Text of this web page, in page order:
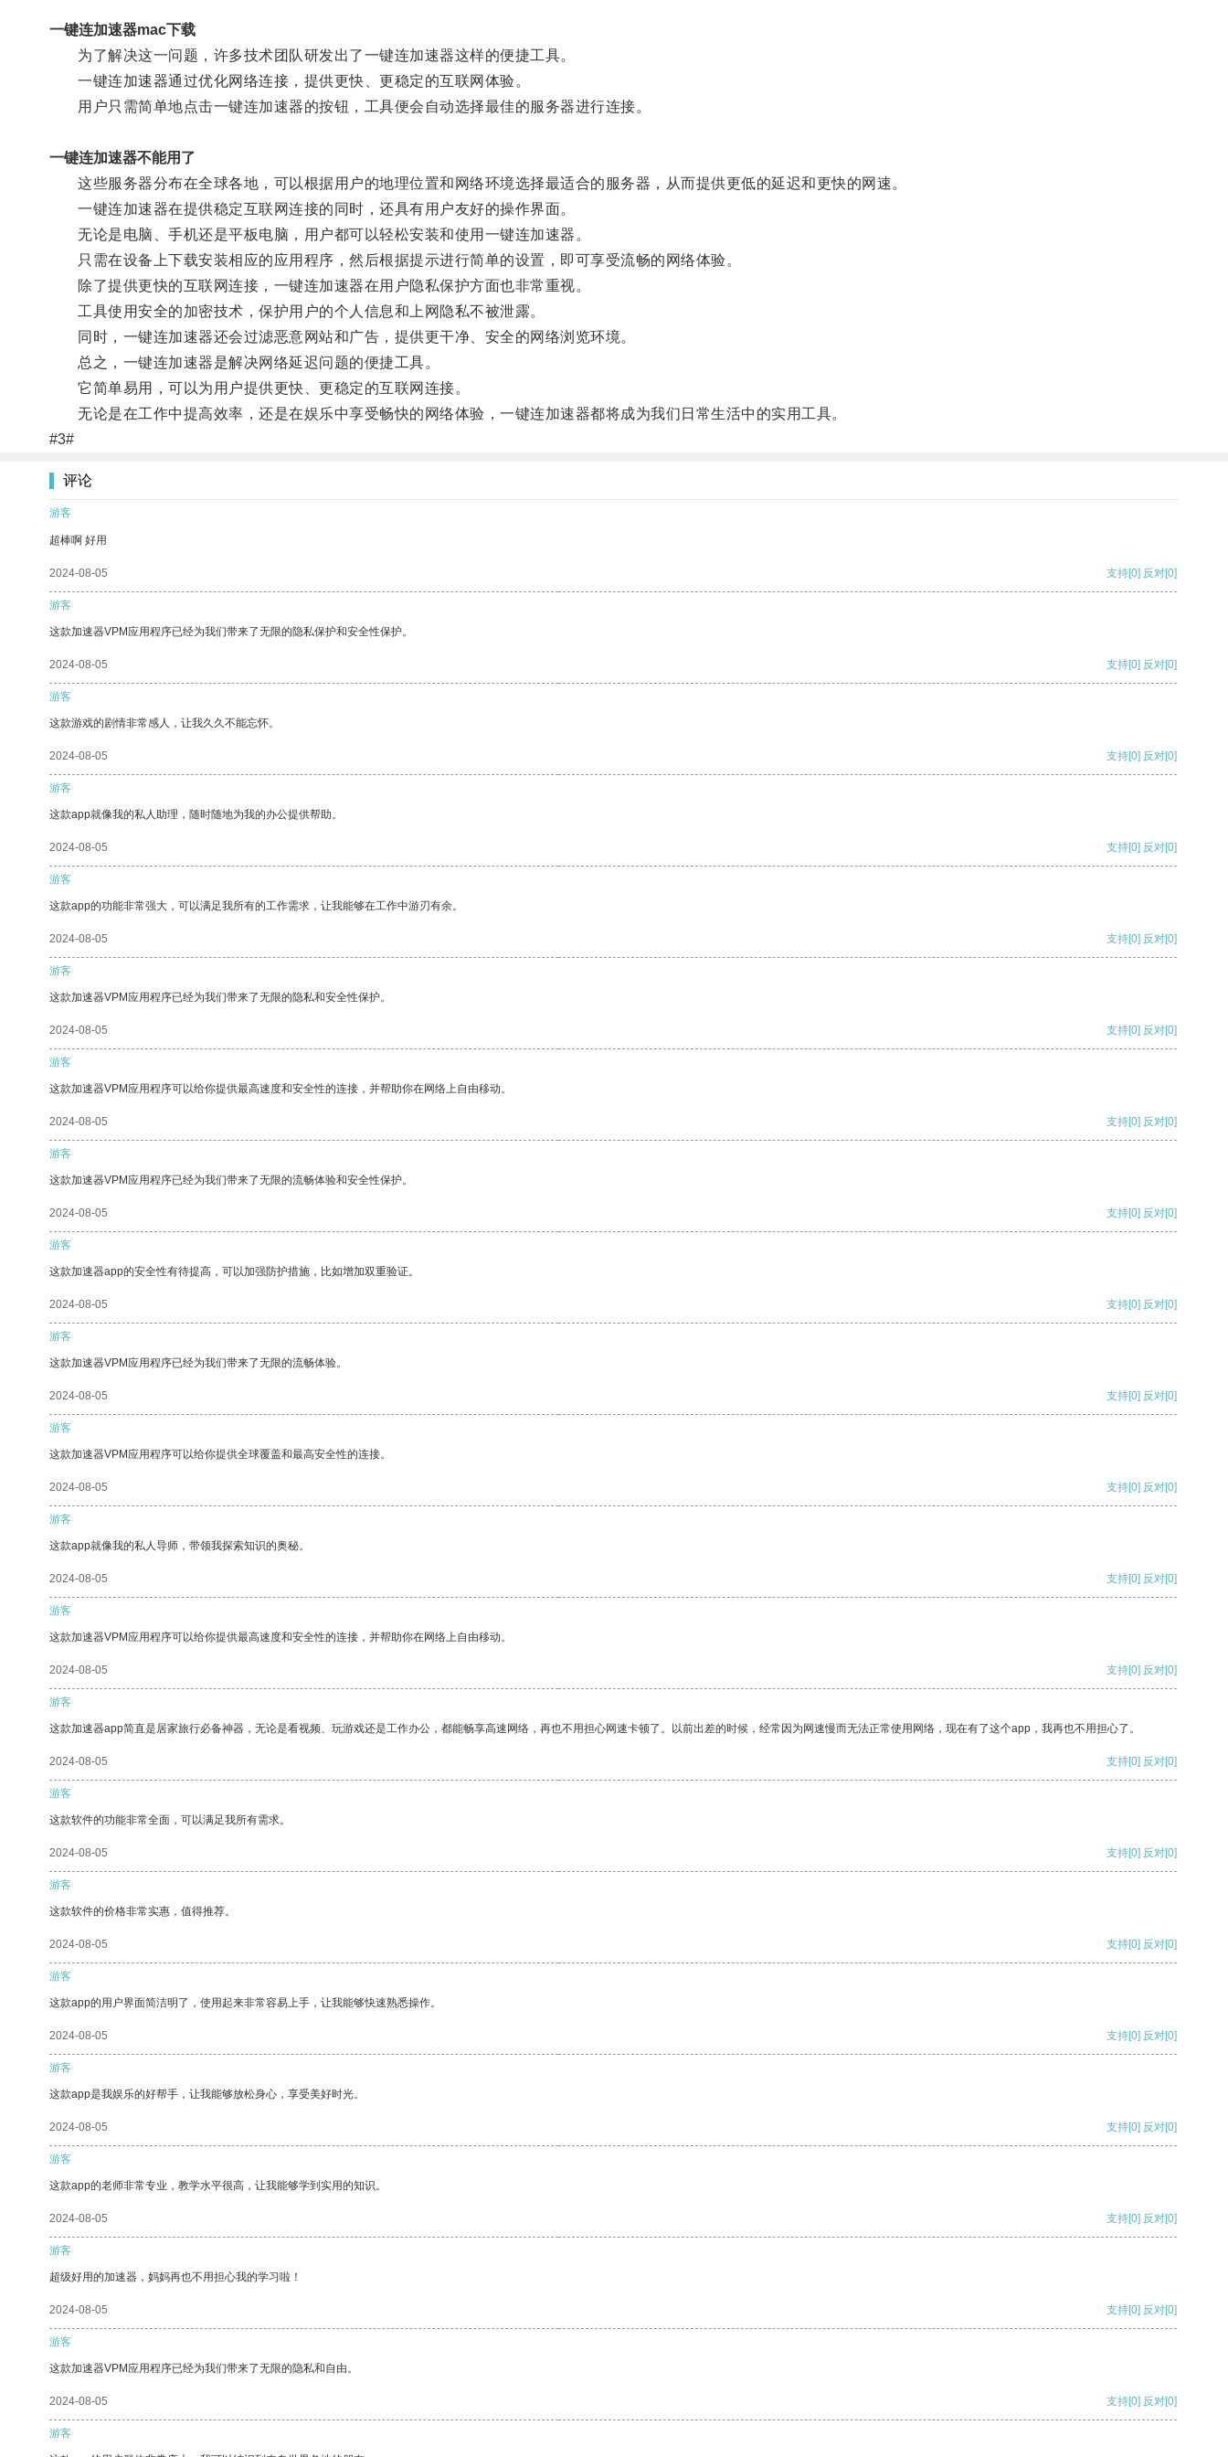
一键连加速器mac下载
为了解决这一问题，许多技术团队研发出了一键连加速器这样的便捷工具。
一键连加速器通过优化网络连接，提供更快、更稳定的互联网体验。
用户只需简单地点击一键连加速器的按钮，工具便会自动选择最佳的服务器进行连接。
一键连加速器不能用了
这些服务器分布在全球各地，可以根据用户的地理位置和网络环境选择最适合的服务器，从而提供更低的延迟和更快的网速。
一键连加速器在提供稳定互联网连接的同时，还具有用户友好的操作界面。
无论是电脑、手机还是平板电脑，用户都可以轻松安装和使用一键连加速器。
只需在设备上下载安装相应的应用程序，然后根据提示进行简单的设置，即可享受流畅的网络体验。
除了提供更快的互联网连接，一键连加速器在用户隐私保护方面也非常重视。
工具使用安全的加密技术，保护用户的个人信息和上网隐私不被泄露。
同时，一键连加速器还会过滤恶意网站和广告，提供更干净、安全的网络浏览环境。
总之，一键连加速器是解决网络延迟问题的便捷工具。
它简单易用，可以为用户提供更快、更稳定的互联网连接。
无论是在工作中提高效率，还是在娱乐中享受畅快的网络体验，一键连加速器都将成为我们日常生活中的实用工具。
#3#
评论
游客
超棒啊 好用
2024-08-05 支持[0] 反对[0]
游客
这款加速器VPM应用程序已经为我们带来了无限的隐私保护和安全性保护。
2024-08-05 支持[0] 反对[0]
游客
这款游戏的剧情非常感人，让我久久不能忘怀。
2024-08-05 支持[0] 反对[0]
游客
这款app就像我的私人助理，随时随地为我的办公提供帮助。
2024-08-05 支持[0] 反对[0]
游客
这款app的功能非常强大，可以满足我所有的工作需求，让我能够在工作中游刃有余。
2024-08-05 支持[0] 反对[0]
游客
这款加速器VPM应用程序已经为我们带来了无限的隐私和安全性保护。
2024-08-05 支持[0] 反对[0]
游客
这款加速器VPM应用程序可以给你提供最高速度和安全性的连接，并帮助你在网络上自由移动。
2024-08-05 支持[0] 反对[0]
游客
这款加速器VPM应用程序已经为我们带来了无限的流畅体验和安全性保护。
2024-08-05 支持[0] 反对[0]
游客
这款加速器app的安全性有待提高，可以加强防护措施，比如增加双重验证。
2024-08-05 支持[0] 反对[0]
游客
这款加速器VPM应用程序已经为我们带来了无限的流畅体验。
2024-08-05 支持[0] 反对[0]
游客
这款加速器VPM应用程序可以给你提供全球覆盖和最高安全性的连接。
2024-08-05 支持[0] 反对[0]
游客
这款app就像我的私人导师，带领我探索知识的奥秘。
2024-08-05 支持[0] 反对[0]
游客
这款加速器VPM应用程序可以给你提供最高速度和安全性的连接，并帮助你在网络上自由移动。
2024-08-05 支持[0] 反对[0]
游客
这款加速器app简直是居家旅行必备神器，无论是看视频、玩游戏还是工作办公，都能畅享高速网络，再也不用担心网速卡顿了。以前出差的时候，经常因为网速慢而无法正常使用网络，现在有了这个app，我再也不用担心了。
2024-08-05 支持[0] 反对[0]
游客
这款软件的功能非常全面，可以满足我所有需求。
2024-08-05 支持[0] 反对[0]
游客
这款软件的价格非常实惠，值得推荐。
2024-08-05 支持[0] 反对[0]
游客
这款app的用户界面简洁明了，使用起来非常容易上手，让我能够快速熟悉操作。
2024-08-05 支持[0] 反对[0]
游客
这款app是我娱乐的好帮手，让我能够放松身心，享受美好时光。
2024-08-05 支持[0] 反对[0]
游客
这款app的老师非常专业，教学水平很高，让我能够学到实用的知识。
2024-08-05 支持[0] 反对[0]
游客
超级好用的加速器，妈妈再也不用担心我的学习啦！
2024-08-05 支持[0] 反对[0]
游客
这款加速器VPM应用程序已经为我们带来了无限的隐私和自由。
2024-08-05 支持[0] 反对[0]
游客